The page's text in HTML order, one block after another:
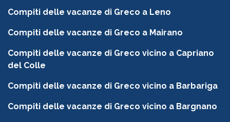
Compiti delle vacanze di Greco a Leno
Compiti delle vacanze di Greco a Mairano
Compiti delle vacanze di Greco vicino a Capriano
del Colle
Compiti delle vacanze di Greco vicino a Barbariga
Compiti delle vacanze di Greco vicino a Bargnano